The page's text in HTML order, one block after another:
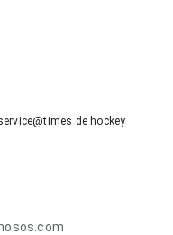
de hockey